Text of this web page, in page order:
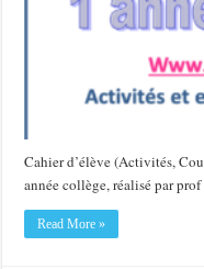
Cahier d’élève (Activités,
année collège, réalisé par
Read More »